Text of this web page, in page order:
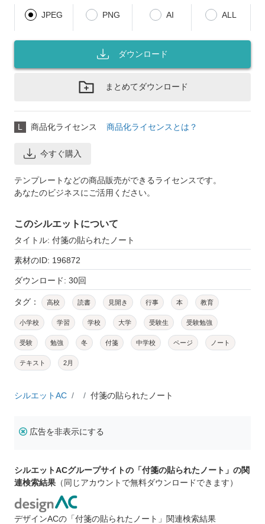
JPEG PNG AI ALL
ダウンロード
まとめてダウンロード
L 商品化ライセンス 商品化ライセンスとは？
今すぐ購入
テンプレートなどの商品販売ができるライセンスです。
あなたのビジネスにご活用ください。
このシルエットについて
タイトル: 付箋の貼られたノート
素材のID: 196872
ダウンロード: 30回
タグ： 高校 読書 見開き 行事 本 教育
小学校 学習 学校 大学 受験生 受験勉強
受験 勉強 冬 付箋 中学校 ページ ノート
テキスト 2月
シルエットAC 付箋の貼られたノート
広告を非表示にする
シルエットACグループサイトの「付箋の貼られたノート」の関
連検索結果 （同じアカウントで無料ダウンロードできます）
デザインACの「付箋の貼られたノート」関連検索結果